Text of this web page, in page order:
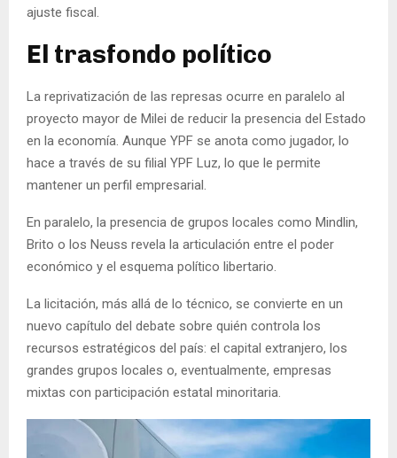
ajuste fiscal.
El trasfondo político
La reprivatización de las represas ocurre en paralelo al
proyecto mayor de Milei de reducir la presencia del Estado
en la economía. Aunque YPF se anota como jugador, lo
hace a través de su filial YPF Luz, lo que le permite
mantener un perfil empresarial.
En paralelo, la presencia de grupos locales como Mindlin,
Brito o los Neuss revela la articulación entre el poder
económico y el esquema político libertario.
La licitación, más allá de lo técnico, se convierte en un
nuevo capítulo del debate sobre quién controla los
recursos estratégicos del país: el capital extranjero, los
grandes grupos locales o, eventualmente, empresas
mixtas con participación estatal minoritaria.